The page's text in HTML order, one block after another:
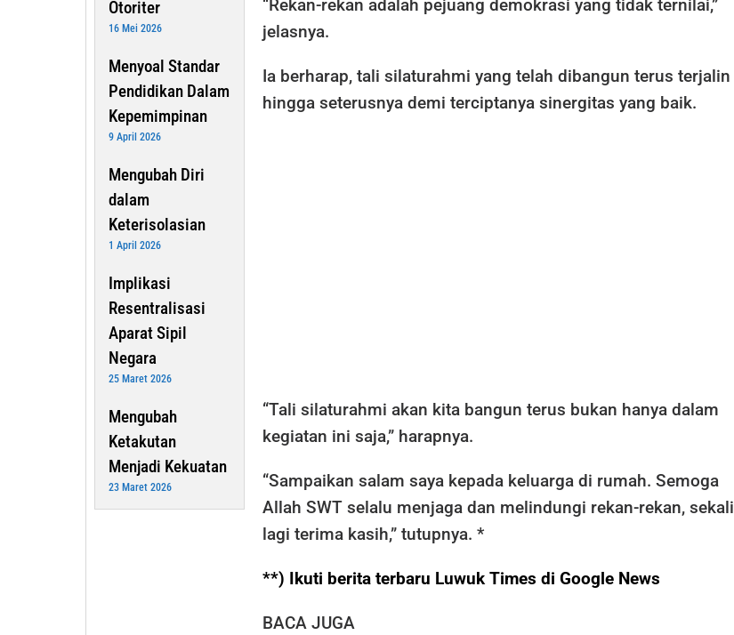
Otoriter
16 Mei 2026
Menyoal Standar
Pendidikan Dalam
Kepemimpinan
9 April 2026
Mengubah Diri
dalam
Keterisolasian
1 April 2026
Implikasi
Resentralisasi
Aparat Sipil
Negara
25 Maret 2026
Mengubah
Ketakutan
Menjadi Kekuatan
23 Maret 2026
“Rekan-rekan adalah pejuang demokrasi yang tidak ternilai,”
jelasnya.
Ia berharap, tali silaturahmi yang telah dibangun terus terjalin
hingga seterusnya demi terciptanya sinergitas yang baik.
“Tali silaturahmi akan kita bangun terus bukan hanya dalam
kegiatan ini saja,” harapnya.
“Sampaikan salam saya kepada keluarga di rumah. Semoga
Allah SWT selalu menjaga dan melindungi rekan-rekan, sekali
lagi terima kasih,” tutupnya. *
**) Ikuti berita terbaru Luwuk Times di Google News
BACA JUGA